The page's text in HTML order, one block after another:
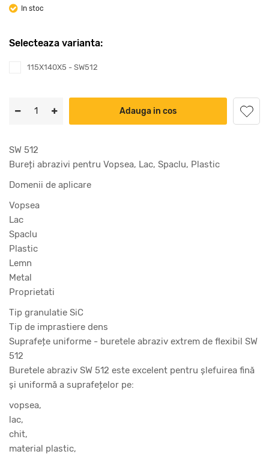
In stoc
Selecteaza varianta:
115X140X5 - SW512
Adauga in cos
SW 512
Bureți abrazivi pentru Vopsea, Lac, Spaclu, Plastic
Domenii de aplicare
Vopsea
Lac
Spaclu
Plastic
Lemn
Metal
Proprietati
Tip granulatie SiC
Tip de imprastiere dens
Suprafețe uniforme - buretele abraziv extrem de flexibil SW
512
Buretele abraziv SW 512 este excelent pentru șlefuirea fină
și uniformă a suprafețelor pe:
vopsea,
lac,
chit,
material plastic,